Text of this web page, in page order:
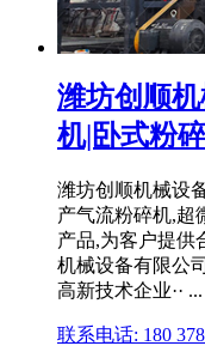
潍坊创顺
机|卧式粉
潍坊创顺机械设
产气流粉碎机,超
产品,为客户提供
机械设备有限公
高新技术企业·· ...
联系电话: 180